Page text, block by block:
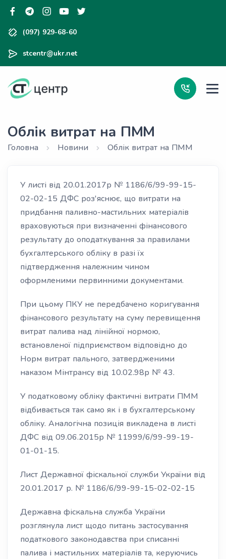
(097) 929-68-60
stcentr@ukr.net
Облік витрат на ПММ
Головна Новини Облік витрат на ПММ
У листі від 20.01.2017р № 1186/6/99-99-15-
02-02-15 ДФС роз'яснює, що витрати на
придбання паливно-мастильних матеріалів
враховуються при визначенні фінансового
результату до оподаткування за правилами
бухгалтерського обліку в разі їх
підтвердження належним чином
оформленими первинними документами.
При цьому ПКУ не передбачено коригування
фінансового результату на суму перевищення
витрат палива над лінійної нормою,
встановленої підприємством відповідно до
Норм витрат пального, затвердженими
наказом Мінтрансу від 10.02.98р № 43.
У податковому обліку фактичні витрати ПММ
відбивається так само як і в бухгалтерському
обліку. Аналогічна позиція викладена в листі
ДФС від 09.06.2015р № 11999/6/99-99-19-
01-01-15.
Лист Державної фіскальної служби України від
20.01.2017 р. № 1186/6/99-99-15-02-02-15
Державна фіскальна служба України
розглянула лист щодо питань застосування
податкового законодавства при списанні
палива і мастильних матеріалів та, керуючись